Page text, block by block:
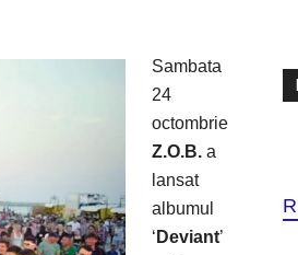
Sambata
24
octombrie
Z.O.B. a
lansat
albumul
‘ Deviant’